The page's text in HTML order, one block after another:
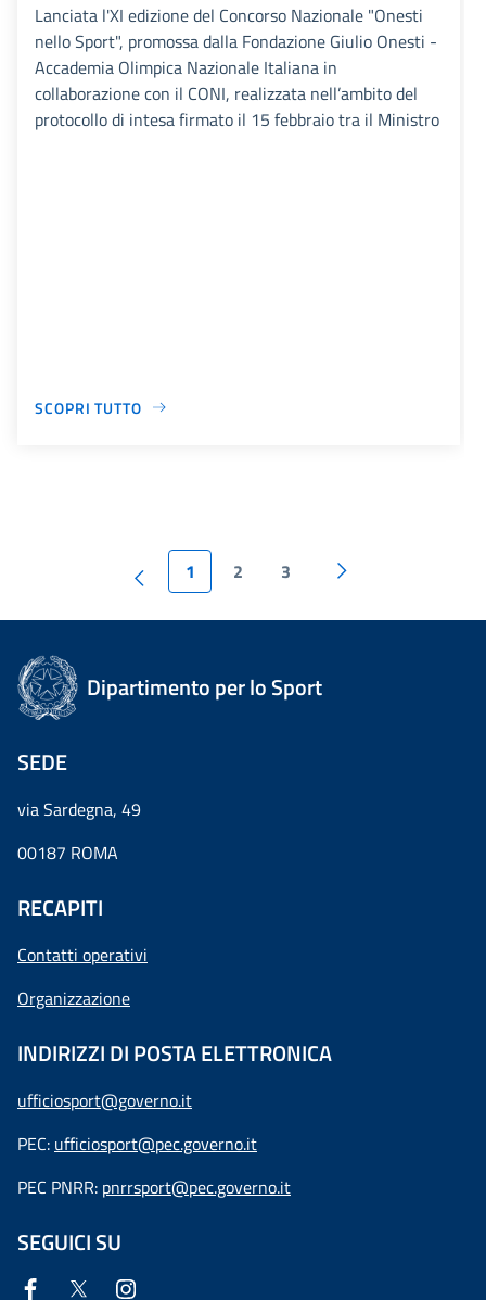
Lanciata l'XI edizione del Concorso Nazionale "Onesti
nello Sport", promossa dalla Fondazione Giulio Onesti -
Accademia Olimpica Nazionale Italiana in
collaborazione con il CONI, realizzata nell’ambito del
protocollo di intesa firmato il 15 febbraio tra il Ministro
SCOPRI TUTTO
1 2 3
Dipartimento per lo Sport
SEDE
via Sardegna, 49
00187 ROMA
RECAPITI
Contatti operativi
Organizzazione
INDIRIZZI DI POSTA ELETTRONICA
ufficiosport@governo.it
PEC: ufficiosport@pec.governo.it
PEC PNRR: pnrrsport@pec.governo.it
SEGUICI SU